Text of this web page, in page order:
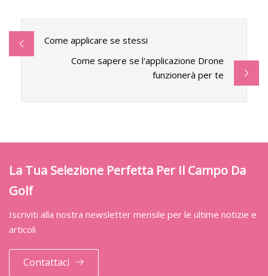
Come applicare se stessi
Come sapere se l'applicazione Drone
funzionerà per te
La Tua Selezione Perfetta Per Il Campo Da
Golf
Iscriviti alla nostra newsletter mensile per le ultime notizie e
articoli
Contattaci